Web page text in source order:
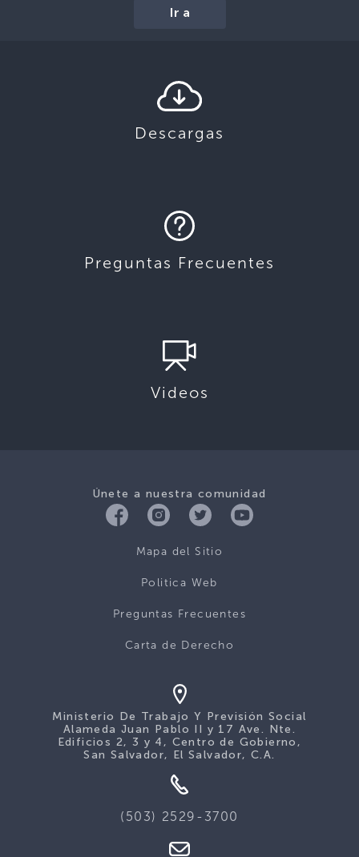
Ir a
Descargas
Preguntas Frecuentes
Videos
Únete a nuestra comunidad
Mapa del Sitio
Politica Web
Preguntas Frecuentes
Carta de Derecho
Ministerio De Trabajo Y Previsión Social
Alameda Juan Pablo II y 17 Ave. Nte.
Edificios 2, 3 y 4, Centro de Gobierno,
San Salvador, El Salvador, C.A.
(503) 2529-3700